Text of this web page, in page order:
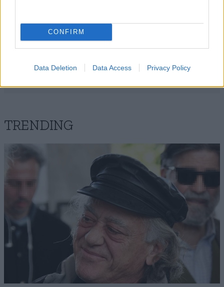
CONFIRM
Data Deletion Data Access Privacy Policy
TRENDING